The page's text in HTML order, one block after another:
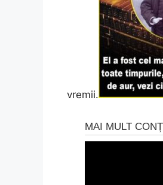
vremii.